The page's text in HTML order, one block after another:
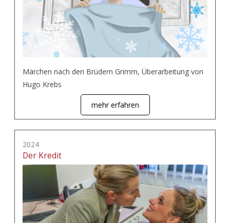
Märchen nach den Brüdern Grimm, Überarbeitung von
Hugo Krebs
mehr erfahren
2024
Der Kredit